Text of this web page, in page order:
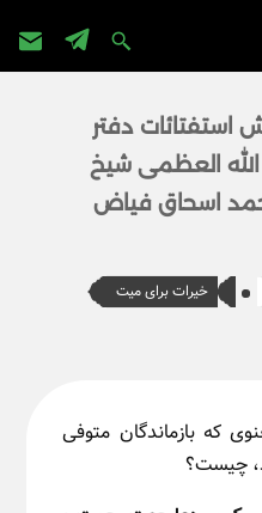
استفتائات دفتر
الله العظمی شیخ
اسحاق فیاض
خیرات برای میت
که بازماندگان متوفی
چیست؟